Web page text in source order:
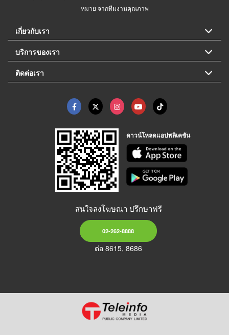
หมาย จากทีมงานคุณภาพ
เกี่ยวกับเรา
บริการของเรา
ติดต่อเรา
ดาวน์โหลดแอปพลิเคชัน
สนใจลงโฆษณา ปรึกษาฟรี
02-262-8888
ต่อ 8615, 8686